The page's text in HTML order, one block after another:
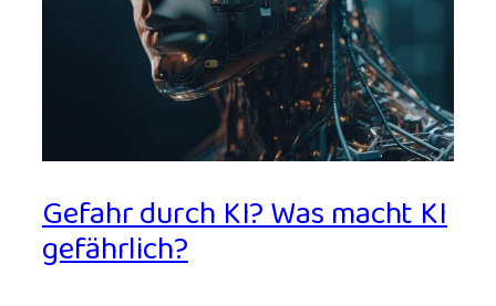
Gefahr durch KI? Was macht KI
gefährlich?